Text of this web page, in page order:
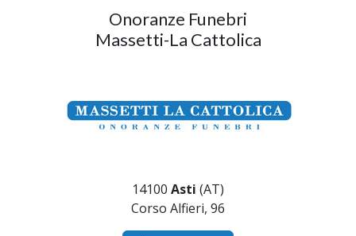
Onoranze Funebri
Massetti-La Cattolica
14100 Asti (AT)
Corso Alfieri, 96